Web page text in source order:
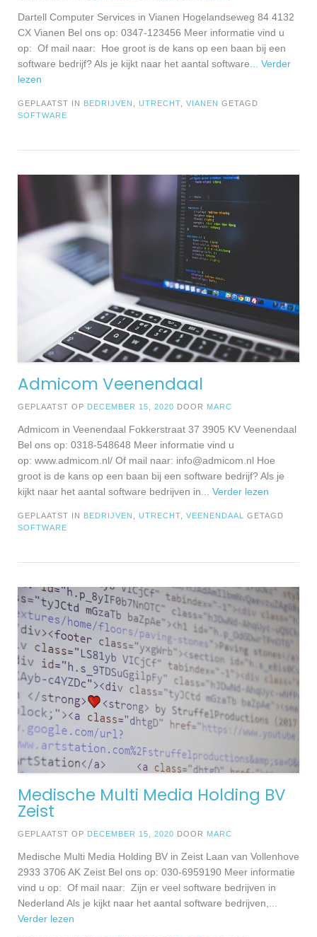
Dartell Computer Services in Vianen Hogelandseweg 84 4132
CX Vianen Bel ons op: 0347-123456 Meer informatie vind u
op: Of mail naar: Hoe groot is de kans op een baan bij een
software bedrijf? Als je kijkt naar het aantal software... Verder
lezen
GEPLAATST IN BEDRIJVEN , UTRECHT, VIANEN GETAGD
SOFTWARE
Admicom Veenendaal
GEPLAATST OP DECEMBER 15, 2020 DOOR MARC
Admicom in Veenendaal Fokkerstraat 37 3905 KV Veenendaal
Bel ons op: 0318-548648 Meer informatie vind u
op: www.admicom.nl/ Of mail naar: info@admicom.nl Hoe
groot is de kans op een baan bij een software bedrijf? Als je
kijkt naar het aantal software bedrijven in... Verder lezen
GEPLAATST IN BEDRIJVEN UTRECHT VEENENDAAL
GETAGD
SOFTWARE
Medische Multi Media Holding BV
Zeist
GEPLAATST OP DECEMBER 15, 2020 DOOR MARC
Medische Multi Media Holding BV in Zeist Laan van Vollenhove
2933 3706 AK Zeist Bel ons op: 030-6959190 Meer informatie
vind u op: Of mail naar: Zijn er veel software bedrijven in
Nederland Als je kijkt naar het aantal software bedrijven,...
Verder lezen